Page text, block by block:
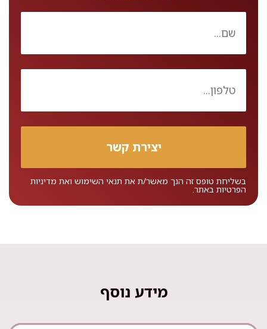
בשליחת טופס זה הנך מאשר/ת את תנאי השימוש ואת מדיניות
הפרטיות באתר.
מידע נוסף